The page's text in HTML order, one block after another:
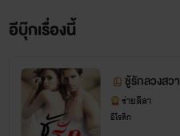
ก่อนนะคะ
นามปากการ่ายลีลาเป็นนามปา
ติก ที่บ่งบอกอยู่บนหน้าปกและชื่
อีบุ๊กเรื่องนี้
ชู้รักลวงสว
ร่ายลีลา
อีโรติก